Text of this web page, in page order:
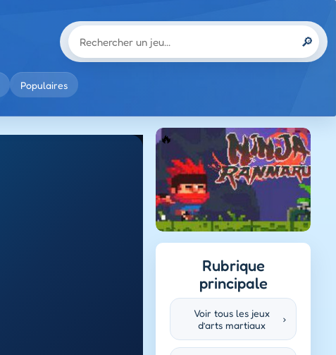
🔎
Populaires
Rubrique
principale
Voir tous les jeux
d’arts martiaux
›